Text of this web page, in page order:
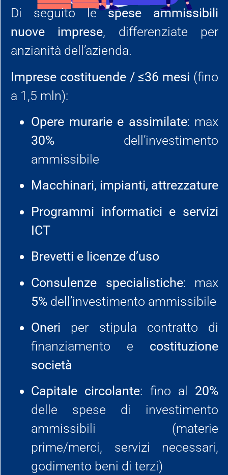
Di seguito lespese ammissibili
nuove imprese, differenziate per
anzianità dell’azienda.
Imprese costituende / ≤36 mesi (fino
a 1,5 mln):
Opere murarie e assimilate: max
30% dell’investimento
ammissibile
Macchinari, impianti, attrezzature
Programmi informatici e servizi
ICT
Brevetti e licenze d’uso
Consulenze specialistiche: max
5% dell’investimento ammissibile
Oneri per stipula contratto di
finanziamento e costituzione
società
Capitale circolante: fino al 20%
delle spese di investimento
ammissibili (materie
prime/merci, servizi necessari,
godimento beni di terzi)